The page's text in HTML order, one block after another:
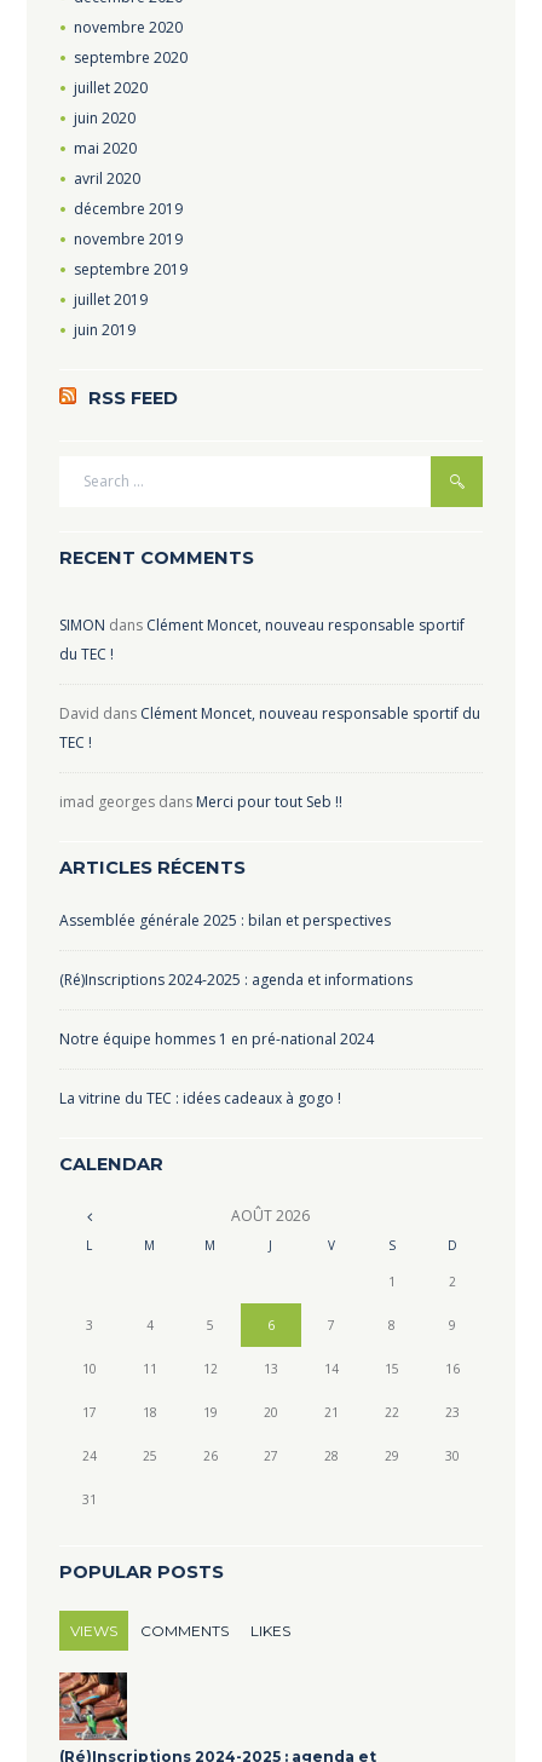
novembre 2020
septembre 2020
juillet2020
juin 2020
mai 2020
avril 2020
décembre 2019
novembre 2019
septembre 2019
juillet2019
juin 2019
RSS FEED
RECENT COMMENTS
SIMON dans Clément Moncet, nouveau responsable sportif
du TEC !
David dans Clément Moncet, nouveau responsable sportif du
TEC !
imad georgesdans Merci pour tout Seb !!
ARTICLES RÉCENTS
Assemblée générale 2025 : bilan et perspectives
(Ré)Inscriptions 2024-2025 : agenda et informations
Notre équipe hommes 1 en pré-national 2024
La vitrine du TEC : idées cadeaux à gogo !
CALENDAR
AOÛT2026
L M M J V S D
1 2
3 4 5 6 7 8 9
10 11 12 13 14 15 16
17 18 19 20 21 22 23
24 25 26 27 28 29 30
31
POPULAR POSTS
VIEWS COMMENTS LIKES
(Ré)Inscriptions 2024-2025 : agenda et